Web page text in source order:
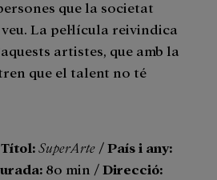
que la societat
La pel·lícula reivindica
artistes, que amb la
que el talent no té
Títol:SuperArte /País i any:
80 min /Direcció: